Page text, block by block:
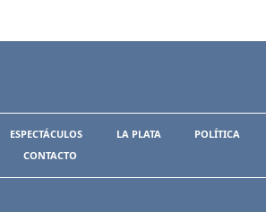
ESPECTÁCULOS LA PLATA POLÍTICA
CONTACTO